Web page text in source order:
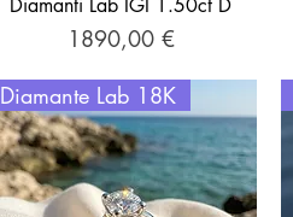
Diamanti Lab IGI 1.50ct D
Prezzo
1890,00 €
Diamante Lab 18K